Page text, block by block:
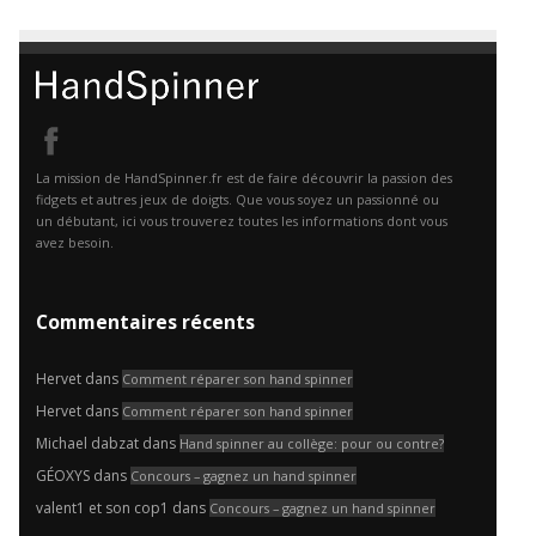
La mission de HandSpinner.fr est de faire découvrir la passion des
fidgets et autres jeux de doigts. Que vous soyez un passionné ou
un débutant, ici vous trouverez toutes les informations dont vous
avez besoin.
Commentaires récents
Hervetdans Comment réparer son hand spinner
Hervetdans Comment réparer son hand spinner
Michael dabzatdans Hand spinner au collège: pour ou contre?
GÉOXYSdans Concours – gagnez un hand spinner
valent1 et son cop1 dans Concours – gagnez un hand spinner